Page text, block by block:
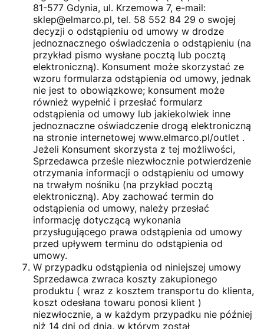
81-577 Gdynia, ul. Krzemowa 7, e-mail:
sklep@elmarco.pl, tel. 58 552 84 29 o swojej
decyzji o odstąpieniu od umowy w drodze
jednoznacznego oświadczenia o odstąpieniu (na
przykład pismo wysłane pocztą lub pocztą
elektroniczną). Konsument może skorzystać ze
wzoru formularza odstąpienia od umowy, jednak
nie jest to obowiązkowe; konsument może
również wypełnić i przesłać formularz
odstąpienia od umowy lub jakiekolwiek inne
jednoznaczne oświadczenie drogą elektroniczną
na stronie internetowej www.elmarco.pl/outlet .
Jeżeli Konsument skorzysta z tej możliwości,
Sprzedawca prześle niezwłocznie potwierdzenie
otrzymania informacji o odstąpieniu od umowy
na trwałym nośniku (na przykład pocztą
elektroniczną). Aby zachować termin do
odstąpienia od umowy, należy przesłać
informację dotyczącą wykonania
przysługującego prawa odstąpienia od umowy
przed upływem terminu do odstąpienia od
umowy.
W przypadku odstąpienia od niniejszej umowy
Sprzedawca zwraca koszty zakupionego
produktu ( wraz z kosztem transportu do klienta,
koszt odesłana towaru ponosi klient )
niezwłocznie, a w każdym przypadku nie później
niż 14 dni od dnia, w którym został